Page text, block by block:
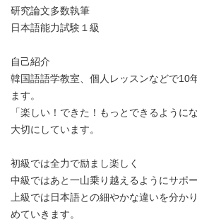
20:30
21:00 -
21:30 -
22:00
22:30 -
研究論文多数執筆
日本語能力試験１級
自己紹介
韓国語語学教室、個人レッスンなどで10
ます。
「楽しい！できた！もっとできるように
大切にしています。
初級では全力で励まし楽しく
中級ではあと一山乗り越えるようにサポ
上級では日本語との細やかな違いを分か
めていきます。